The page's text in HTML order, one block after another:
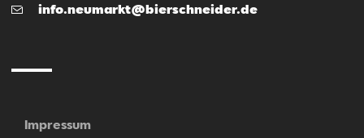
E-
info.neumarkt@bierschneider.de
Impressum